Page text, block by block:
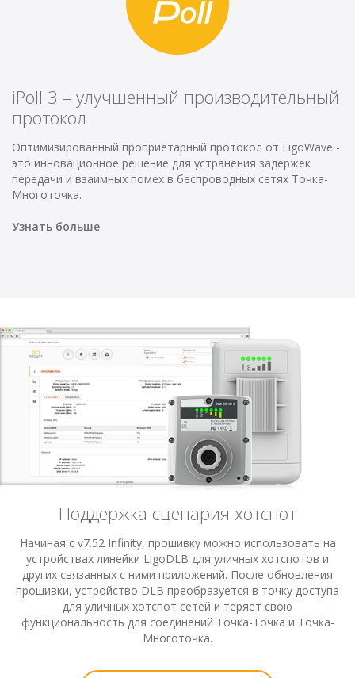
iPoll 3 – улучшенный производительный
протокол
Оптимизированный проприетарный протокол от LigoWave -
это инновационное решение для устранения задержек
передачи и взаимных помех в беспроводных сетях Точка-
Многоточка.
Узнать больше
Поддержка сценария хотспот
Начиная с v7.52 Infinity, прошивку можно использовать на
устройствах линейки LigoDLB для уличных хотспотов и
других связанных с ними приложений. После обновления
прошивки, устройство DLB преобразуется в точку доступа
для уличных хотспот сетей и теряет свою
функциональность для соединений Точка-Точка и Точка-
Многоточка.